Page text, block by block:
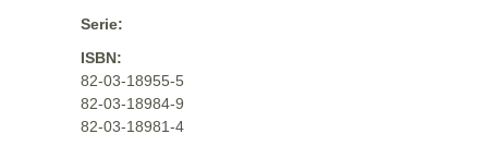
Serie:
ISBN:
82-03-18955-5
82-03-18984-9
82-03-18981-4